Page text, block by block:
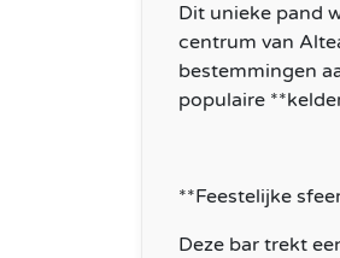
Dit unieke pand
centrum van
bestemmingen
populaire
**Feestelijke
Deze bar trekt